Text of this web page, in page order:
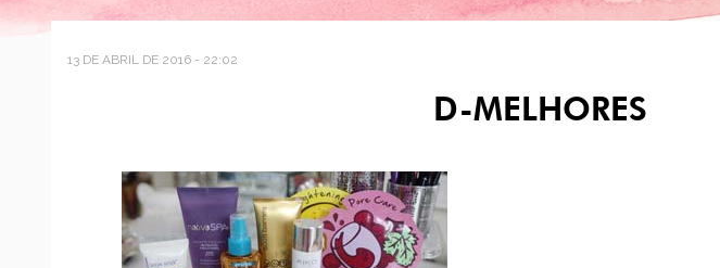
13 DE ABRIL DE 2016 - 22:02
D-MELHORES